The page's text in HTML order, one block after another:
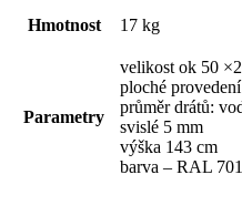
Hmotnost 17 kg
Parametry
velikost ok 50
ploché provedení
průměr drátů:
svislé 5 mm
výška 143 cm
barva – RAL